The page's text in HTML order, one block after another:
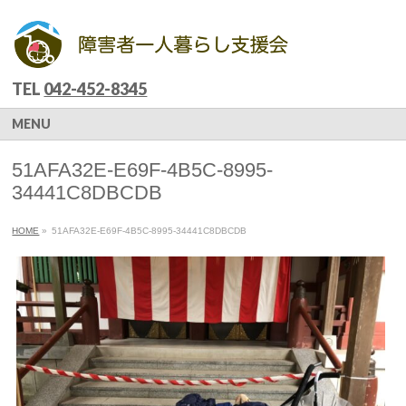
TEL 042-452-8345
MENU
51AFA32E-E69F-4B5C-8995-
34441C8DBCDB
HOME » 51AFA32E-E69F-4B5C-8995-34441C8DBCDB